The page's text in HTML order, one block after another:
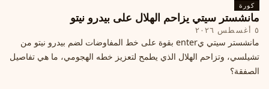
كورة
مانشستر سيتي يزاحم الهلال على بيدرو نيتو
٥ أغسطس ٢٠٢٦
مانشستر سيتي يenter بقوة على خط المفاوضات لضم بيدرو نيتو من
تشيلسي، وتزاحم الهلال الذي يطمح لتعزيز خطه الهجومي، ما هي تفاصيل
الصفقة؟